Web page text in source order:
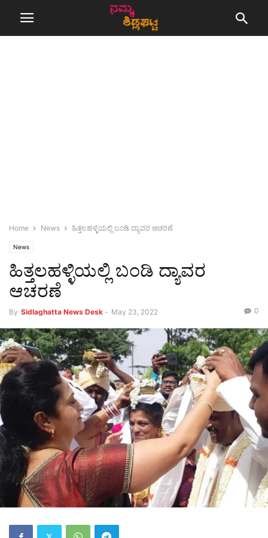
Home News ಹಿತ್ತಲಹಳ್ಳಿಯಲ್ಲಿ ಬಂಡಿ ದ್ಯಾವರ ಆಚರಣೆ
News
ಹಿತ್ತಲಹಳ್ಳಿಯಲ್ಲಿ ಬಂಡಿ ದ್ಯಾವರ
ಆಚರಣೆ
By Sidlaghatta News Desk - May 23, 2022 0